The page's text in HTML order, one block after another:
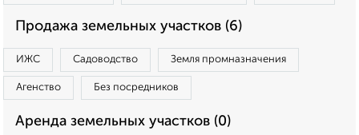
Продажа земельных участков (6)
ИЖС Садоводство Земля промназначения
Агенство Без посредников
Аренда земельных участков (0)